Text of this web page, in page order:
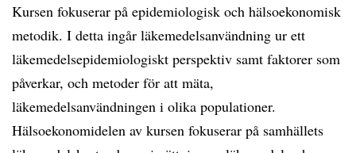
Kursen fokuserar på epidemiologisk och hälsoekonomisk
metodik. I detta ingår läkemedelsanvändning ur ett
läkemedelsepidemiologiskt perspektiv samt faktorer som
påverkar, och metoder för att mäta,
läkemedelsanvändningen i olika populationer.
Hälsoekonomidelen av kursen fokuserar på samhällets